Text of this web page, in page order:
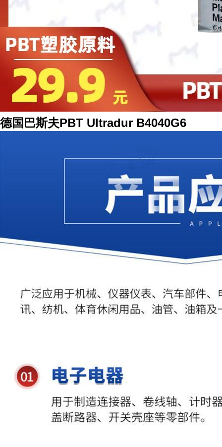
德国巴斯夫PBT Ultradur B4040G6